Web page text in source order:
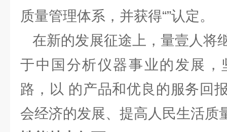
质量管理体系，并获得“”认定。
在新的发展征途上，量壹人将
于中国分析仪器事业的发展，
路，以 的产品和优良的服务回
会经济的发展、提高人民生活质